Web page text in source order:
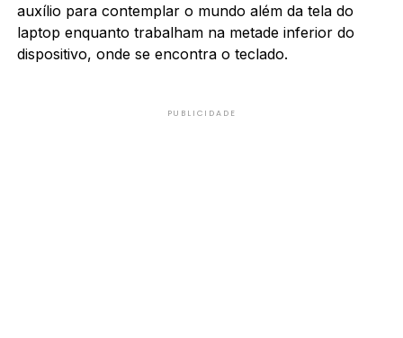
auxílio para contemplar o mundo além da tela do
laptop enquanto trabalham na metade inferior do
dispositivo, onde se encontra o teclado.
PUBLICIDADE